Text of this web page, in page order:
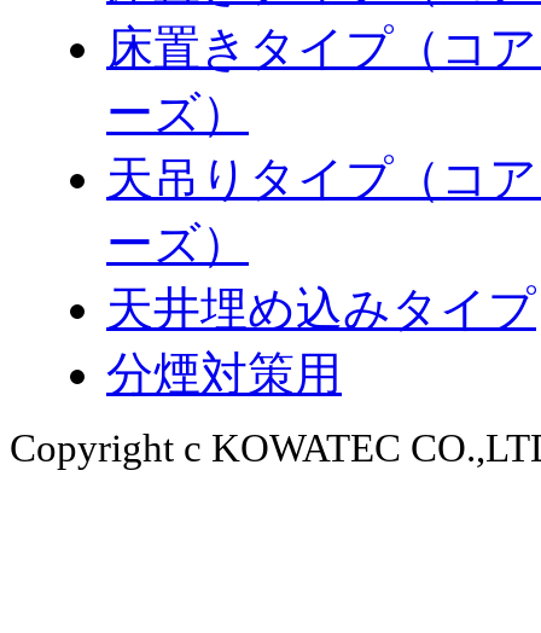
床置きタイプ（コ
ーズ）
天吊りタイプ（コ
ーズ）
天井埋め込みタイプ
分煙対策用
Copyright c KOWATEC